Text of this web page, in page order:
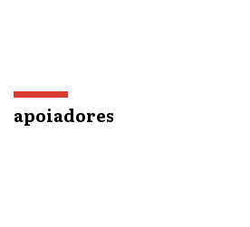
apoiadores